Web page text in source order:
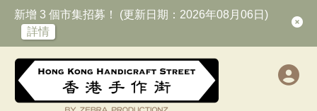
新增 3 個市集招募！ (更新日期：2026年08月06日)
詳情